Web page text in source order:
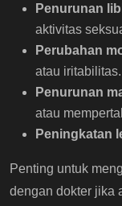
Penurunan
aktivitas
Perubahan
atau iritabilitas.
Penurunan
atau
Peningkatan
Penting untuk
dengan dokter jika